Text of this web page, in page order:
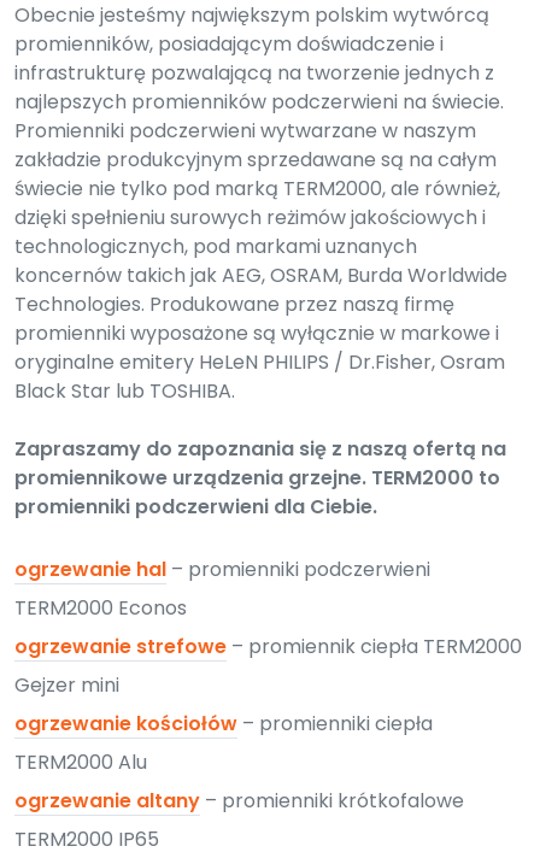
Obecnie jesteśmy największym polskim wytwórcą
promienników, posiadającym doświadczenie i
infrastrukturę pozwalającą na tworzenie jednych z
najlepszych promienników podczerwieni na świecie.
Promienniki podczerwieni wytwarzane w naszym
zakładzie produkcyjnym sprzedawane są na całym
świecie nie tylko pod marką TERM2000, ale również,
dzięki spełnieniu surowych reżimów jakościowych i
technologicznych, pod markami uznanych
koncernów takich jak AEG, OSRAM, Burda Worldwide
Technologies. Produkowane przez naszą firmę
promienniki wyposażone są wyłącznie w markowe i
oryginalne emitery HeLeN PHILIPS / Dr.Fisher, Osram
Black Star lub TOSHIBA.
Zapraszamy do zapoznania się z naszą ofertą na
promiennikowe urządzenia grzejne. TERM2000 to
promienniki podczerwieni dla Ciebie.
ogrzewanie hal – promienniki podczerwieni
TERM2000 Econos
ogrzewanie strefowe – promiennik ciepła TERM2000
Gejzer mini
ogrzewanie kościołów – promienniki ciepła
TERM2000 Alu
ogrzewanie altany – promienniki krótkofalowe
TERM2000 IP65